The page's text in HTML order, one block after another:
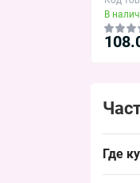
В
Где